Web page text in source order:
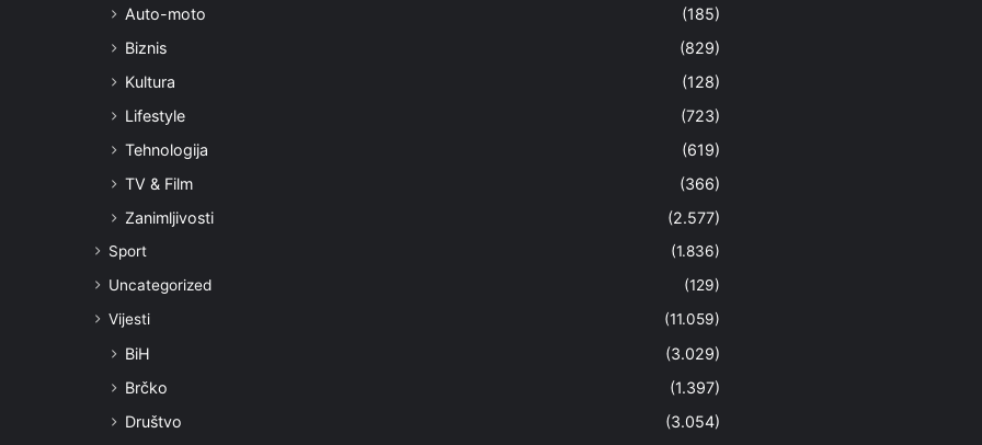
Auto-moto
(185)
Biznis
(829)
Kultura
(128)
Lifestyle
(723)
Tehnologija
(619)
TV & Film
(366)
Zanimljivosti
(2.577)
Sport
(1.836)
Uncategorized
(129)
Vijesti
(11.059)
BiH
(3.029)
Brčko
(1.397)
Društvo
(3.054)